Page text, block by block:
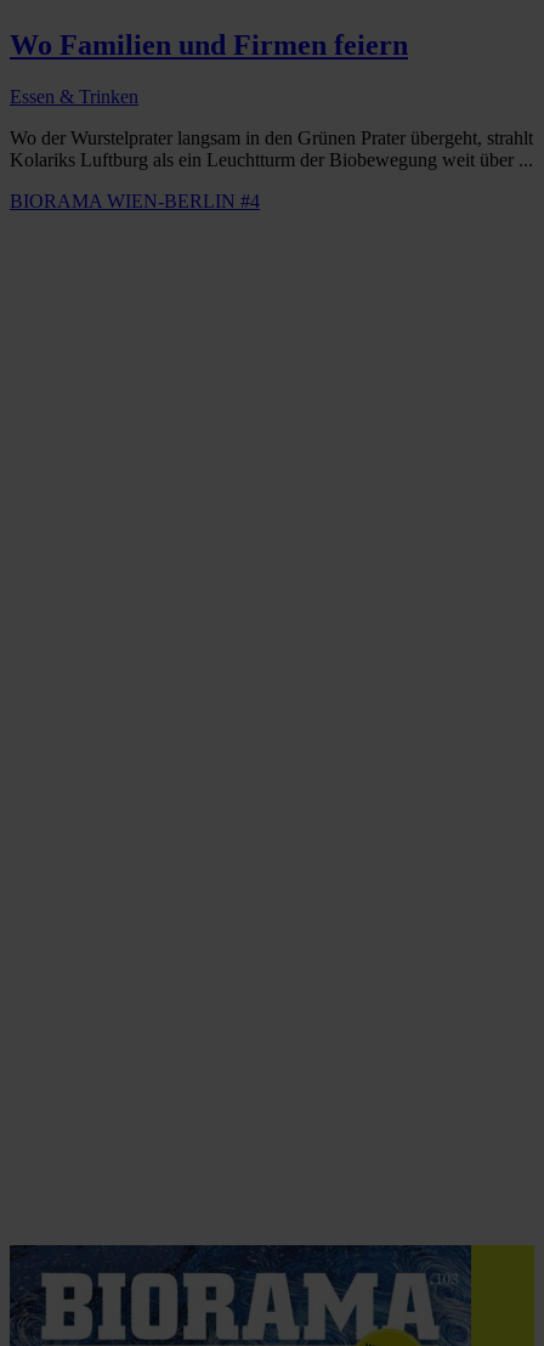
Wo Familien und Firmen feiern
Essen & Trinken
Wo der Wurstelprater langsam in den Grünen Prater übergeht, strahlt
Kolariks Luftburg als ein Leuchtturm der Biobewegung weit über ...
BIORAMA WIEN-BERLIN #4